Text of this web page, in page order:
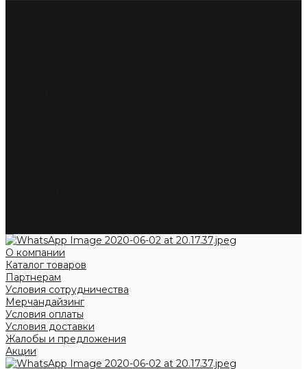
О компании
Каталог товаров
Партнерам
Условия сотрудничества
Мерчандайзинг
Условия оплаты
Условия доставки
Жалобы и предложения
Акции